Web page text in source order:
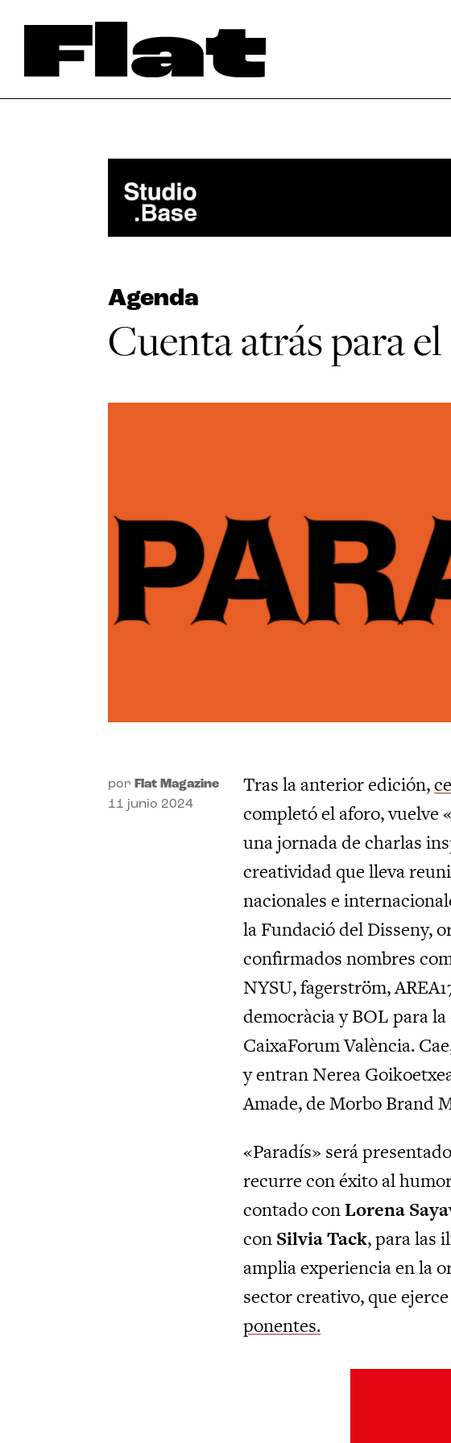
Agenda
Cuenta atrás para
porFlat Magazine
11 junio 2024
Tras la anterior edición,
completó el aforo, vuelve
una jornada de charlas
creatividad que lleva
nacionales e
la Fundació del Disseny,
confirmados nombres
NYSU, fagerström,
democràcia y BOL para
CaixaForum València.
y entran Nerea
Amade, de Morbo Brand
«Paradís» será
recurre con éxito al
contado conLorena
conSilvia Tack, para las
amplia experiencia en la
sector creativo, que
ponentes.